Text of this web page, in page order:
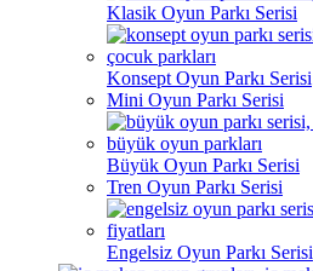
Klasik Oyun Parkı Serisi
Konsept Oyun Parkı Serisi
Mini Oyun Parkı Serisi
Büyük Oyun Parkı Serisi
Tren Oyun Parkı Serisi
Engelsiz Oyun Parkı Serisi